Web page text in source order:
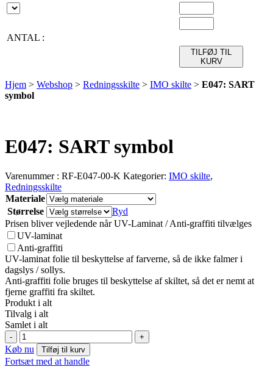
ANTAL :
TILFØJ TIL
KURV
Hjem > Webshop > Redningsskilte > IMO skilte > E047: SART
symbol
E047: SART symbol
Varenummer : RF-E047-00-K Kategorier: IMO skilte,
Redningsskilte
Materiale
Størrelse
Ryd
Prisen bliver vejledende når UV-Laminat / Anti-graffiti tilvælges
UV-laminat
Anti-graffiti
UV-laminat folie til beskyttelse af farverne, så de ikke falmer i
dagslys / sollys.
Anti-graffiti folie bruges til beskyttelse af skiltet, så det er nemt at
fjerne graffiti fra skiltet.
Produkt i alt
Tilvalg i alt
Samlet i alt
-
E047:
SART
symbol
antal
+
Køb nu Tilføj til kurv
Fortsæt med at handle